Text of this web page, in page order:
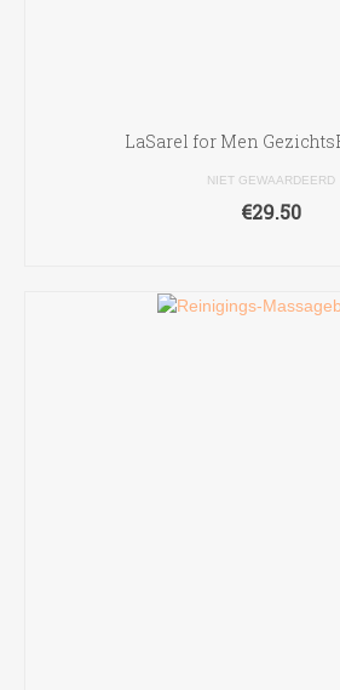
LaSarel for Men
NIET GEWAARDEERD
€29.50